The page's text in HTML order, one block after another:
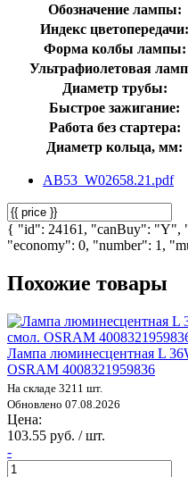
Обозначение лампы:
Индекс цветопередачи:
Форма колбы лампы:
Ультрафиолетовая
Диаметр трубы:
Быстрое зажигание:
Работа без стартера:
Диаметр кольца, мм:
AB53_W02658.21.pdf
{ "id": 24161, "canBuy": "Y",
"economy": 0, "number": 1,
Похожие товары
Лампа люминесцентная L
OSRAM 4008321959836
На складе 3211 шт.
Обновлено 07.08.2026
Цена:
103.55 руб. / шт.
-